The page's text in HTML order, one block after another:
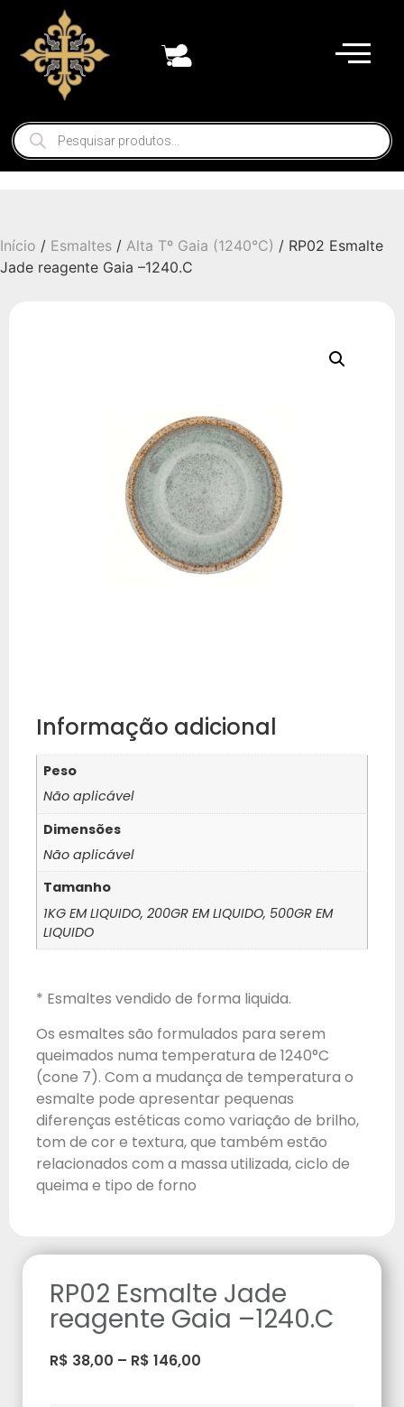
Início / Esmaltes / Alta Tº Gaia (1240°C) / RP02 Esmalte
Jade reagente Gaia –1240.C
Informação adicional
Peso
Não aplicável
Dimensões
Não aplicável
Tamanho
1KG EM LIQUIDO, 200GR EM LIQUIDO, 500GR EM
LIQUIDO
* Esmaltes vendido de forma liquida.
Os esmaltes são formulados para serem
queimados numa temperatura de 1240°C
(cone 7). Com a mudança de temperatura o
esmalte pode apresentar pequenas
diferenças estéticas como variação de brilho,
tom de cor e textura, que também estão
relacionados com a massa utilizada, ciclo de
queima e tipo de forno
RP02 Esmalte Jade
reagente Gaia –1240.C
R$ 38,00 – R$ 146,00